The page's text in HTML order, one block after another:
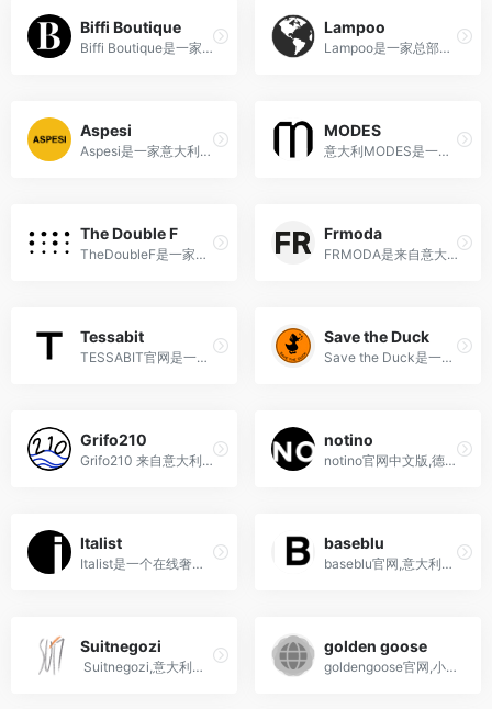
Biffi Boutique
Biffi Boutique是一家位于意大利的历史悠久、时尚前卫的精品店，以推广独立设计师品牌和提供独特时尚选择而备受赞誉。
Lampoo
Lampoo是一家总部位于意大利的二手奢侈品交易平台，提供了一个安全可靠的平台，供用户在买卖二手奢侈品方面进行交易。
Aspesi
Aspesi是一家意大利时尚品牌，以其简约、实用和高品质的设计而闻名，提供男装、女装和配饰等多种类别的时尚商品。
MODES
意大利MODES是一个时尚零售平台，提供来自意大利的时尚、配饰、家居用品等商品，并支持国际直邮服务。
The Double F
TheDoubleF是一家意大利奢侈品电商平台，涵盖了时装、鞋履、配件、珠宝、手表等多个品类。
Frmoda
FRMODA是来自意大利的奢侈品奥特莱斯，线上商城涵盖了著名的奢侈品牌和新锐设计师品牌，产品包括服饰，鞋，包包，配件等。
Tessabit
TESSABIT官网是一家经营高端奢侈品牌的在线时尚精品零售商，提供服装、鞋子、配件等产品，同时支持直邮中国的服务。
Save the Duck
Save the Duck是一家以环保为理念的意大利时尚品牌，致力于使用100%无动物成分的面料制作高品质的羽绒服和外套。
Grifo210
Grifo210 来自意大利，是一家多品牌商店，提供各种奢侈品牌的服装和配饰，风格精致优雅而又前卫。
notino
notino官网中文版,德国英国海...
Italist
Italist是一个在线奢侈时尚平台，提供正宗的意大利时尚设计师品牌，并且通过直接与品牌合作，提供更优惠的价格。
baseblu
baseblu官网,意大利高端精品买手店
Suitnegozi
Suitnegozi,意大利奢侈品电商海淘攻略购物
golden goose
goldengoose官网,小脏鞋ggdb,以"脏球鞋"而著名的意大利品牌GoldenGoose，也叫GGDB，全名是goldengoosedeluxebrand，嗯，就是加了deluxe的公然告知。设计师是一对来自意大利的CP，AlessandroGallo&amp;FrancescaRi...